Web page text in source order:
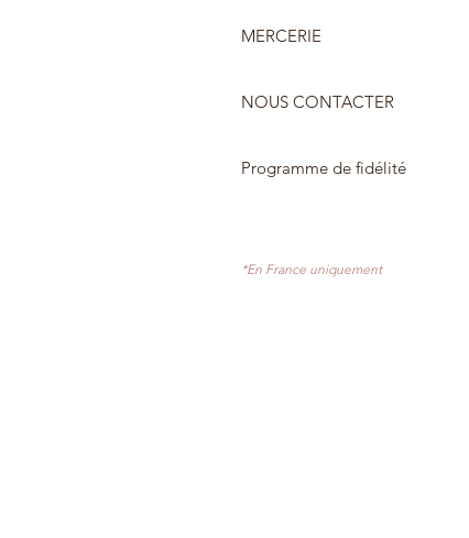
MERCERIE
NOUS CONTACTER
Programme de fidélité
*En France uniquement